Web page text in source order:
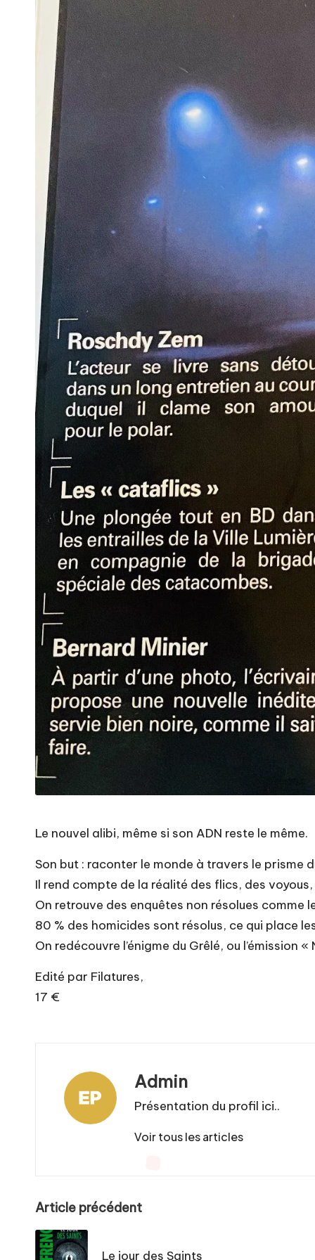
Le nouvel alibi, même si son ADN reste le même.
Son but : raconter le monde à travers le prisme
Il rend compte de la réalité des flics, des
On retrouve des enquêtes non résolues comme
80 % des homicides sont résolus, ce qui place
On redécouvre l’énigme du Grêlé, ou
Edité par Filatures,
17 €
Admin
Présentation du profil ici..
Voir tous les articles
Post
navigation
Article précédent
Le jour des Saints